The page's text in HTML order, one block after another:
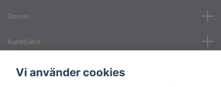
Om oss
Kundtjänst
Läs mer
Vi använder cookies